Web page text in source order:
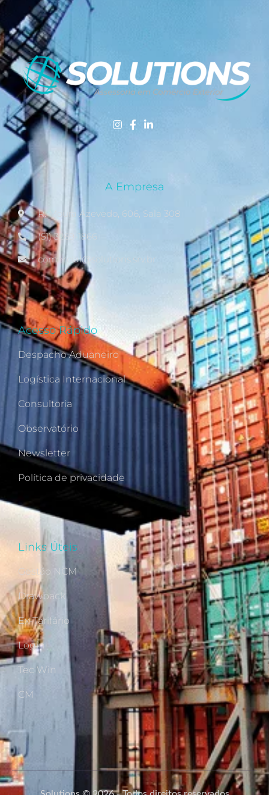
A Empresa
R. Moura Azevedo, 606, Sala 308
(51) 3269-1866
comercial@solutions.srv.br
Acesso Rápido
Despacho Aduaneiro
Logística Internacional
Consultoria
Observatório
Newsletter
Política de privacidade
Links Úteis
Gestão NCM
Drawback
Ex-Tarifário
Login
Tec Win
CM